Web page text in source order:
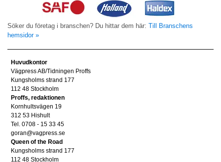
Söker du företag i branschen? Du hittar dem här: Till Branschens
hemsidor »
Huvudkontor
Vägpress AB/Tidningen Proffs
Kungsholms strand 177
112 48 Stockholm
Proffs, redaktionen
Kornhultsvägen 19
312 53 Hishult
Tel. 0708 - 15 33 45
goran@vagpress.se
Queen of the Road
Kungsholms strand 177
112 48 Stockholm